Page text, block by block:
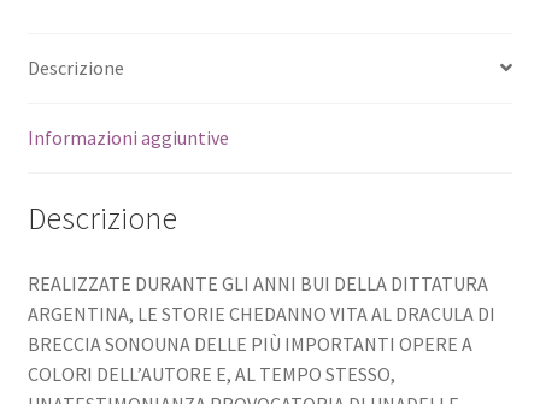
Descrizione
Informazioni aggiuntive
Descrizione
REALIZZATE DURANTE GLI ANNI BUI DELLA DITTATURA
ARGENTINA, LE STORIE CHEDANNO VITA AL DRACULA DI
BRECCIA SONOUNA DELLE PIÙ IMPORTANTI OPERE A
COLORI DELL’AUTORE E, AL TEMPO STESSO,